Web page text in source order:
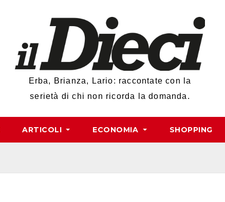
Erba, Brianza, Lario: raccontate con la
serietà di chi non ricorda la domanda.
ARTICOLI ECONOMIA SHOPPING